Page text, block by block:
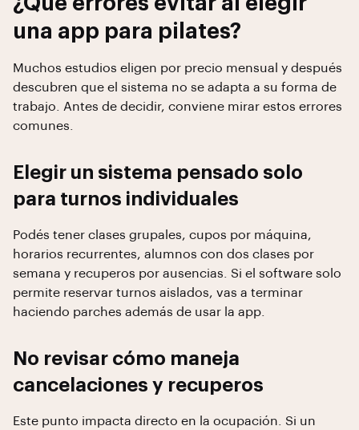
una app para pilates?
Muchos estudios eligen por precio mensual y después
descubren que el sistema no se adapta a su forma de
trabajo. Antes de decidir, conviene mirar estos errores
comunes.
Elegir un sistema pensado solo
para turnos individuales
Podés tener clases grupales, cupos por máquina,
horarios recurrentes, alumnos con dos clases por
semana y recuperos por ausencias. Si el software solo
permite reservar turnos aislados, vas a terminar
haciendo parches además de usar la app.
No revisar cómo maneja
cancelaciones y recuperos
Este punto impacta directo en la ocupación. Si un